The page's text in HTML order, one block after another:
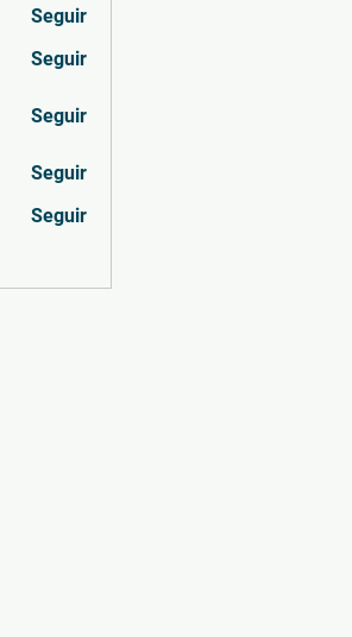
Seguir
Seguir
Seguir
Seguir
Seguir